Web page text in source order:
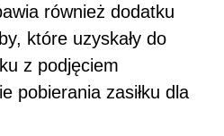
również dodatku
które uzyskały do
z podjęciem
pobierania zasiłku dla